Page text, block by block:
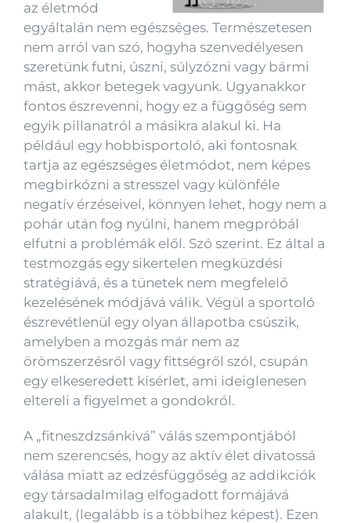
az életmód
egyáltalán nem egészséges. Természetesen
nem arról van szó, hogyha szenvedélyesen
szeretünk futni, úszni, súlyzózni vagy bármi
mást, akkor betegek vagyunk. Ugyanakkor
fontos észrevenni, hogy ez a függőség sem
egyik pillanatról a másikra alakul ki. Ha
például egy hobbisportoló, aki fontosnak
tartja az egészséges életmódot, nem képes
megbirkózni a stresszel vagy különféle
negatív érzéseivel, könnyen lehet, hogy nem a
pohár után fog nyúlni, hanem megpróbál
elfutni a problémák elől. Szó szerint. Ez által a
testmozgás egy sikertelen megküzdési
stratégiává, és a tünetek nem megfelelő
kezelésének módjává válik. Végül a sportoló
észrevétlenül egy olyan állapotba csúszik,
amelyben a mozgás már nem az
örömszerzésről vagy fittségről szól, csupán
egy elkeseredett kísérlet, ami ideiglenesen
eltereli a figyelmet a gondokról.
A „fitneszdzsánkivá” válás szempontjából
nem szerencsés, hogy az aktív élet divatossá
válása miatt az edzésfüggőség az addikciók
egy társadalmilag elfogadott formájává
alakult, (legalább is a többihez képest). Ezen